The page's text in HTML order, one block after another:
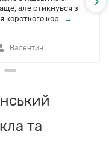
але стикнувся з
короткого кор..
→
Валентин
та